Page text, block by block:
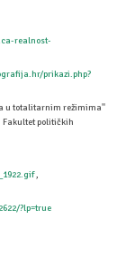
realnost-
prikazi.php?
u totalitarnim režimima''
političkih
,
?lp=true